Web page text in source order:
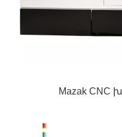
Mazak